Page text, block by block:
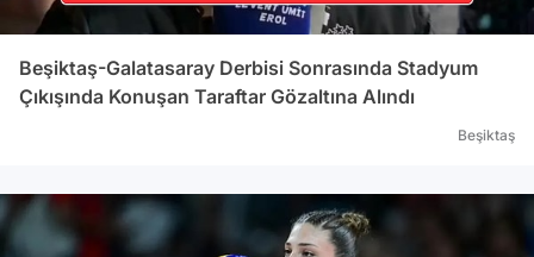
Beşiktaş-Galatasaray Derbisi Sonrasında Stadyum
Çıkışında Konuşan Taraftar Gözaltına Alındı
Beşiktaş